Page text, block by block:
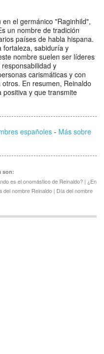
el germánico "Raginhild",
un nombre de tradición
países de habla hispana.
fortaleza, sabiduría y
nombre suelen ser líderes
y
carismáticas y con
En resumen, Reinaldo
y que transmite
españoles - Más sobre
son:
es el onomástico de Reinaldo? | ¿En
nombre Reinaldo | Día del nombre